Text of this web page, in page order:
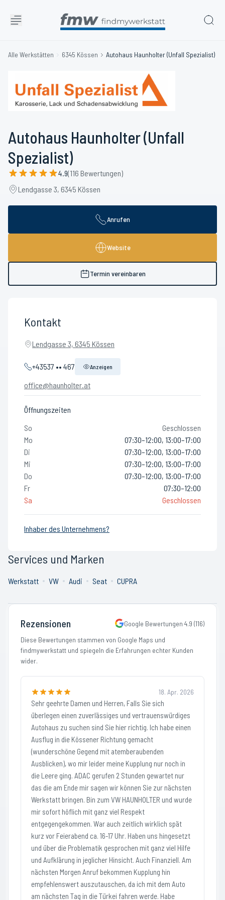
Alle Werkstätten 6345 Kössen Autohaus Haunholter (Unfall Spezialist)
Autohaus Haunholter (Unfall
Spezialist)
4.9(116 Bewertungen)
Lendgasse 3, 6345 Kössen
Anrufen
Website
Termin vereinbaren
Kontakt
Lendgasse 3, 6345 Kössen
+43537 •• 467 Anzeigen
office@haunholter.at
Öffnungszeiten
So
Geschlossen
Mo
07:30–12:00, 13:00–17:00
Di
07:30–12:00, 13:00–17:00
Mi
07:30–12:00, 13:00–17:00
Do
07:30–12:00, 13:00–17:00
Fr
07:30–12:00
Sa
Geschlossen
Inhaber des Unternehmens?
Services und Marken
Werkstatt VW Audi Seat CUPRA
Rezensionen Google Bewertungen 4.9 (116)
Diese Bewertungen stammen von Google Maps und
findmywerkstatt und spiegeln die Erfahrungen echter Kunden
wider.
18. Apr. 2026
Sehr geehrte Damen und Herren, Falls Sie sich
überlegen einen zuverlässiges und vertrauenswürdiges
Autohaus zu suchen sind Sie hier richtig. Ich habe einen
Ausflug in die Kössener Richtung gemacht
(wunderschöne Gegend mit atemberaubenden
Ausblicken), wo mir leider meine Kupplung nur noch in
die Leere ging. ADAC gerufen 2 Stunden gewartet nur
das die am Ende mir sagen wir können Sie zur nächsten
Werkstatt bringen. Bin zum VW HAUNHOLTER und wurde
mir sofort höflich mit ganz viel Respekt
entgegengekommen. War auch zeitlich wirklich spät
kurz vor Feierabend ca. 16-17 Uhr. Haben uns hingesetzt
und über die Problematik gesprochen mit ganz viel Hilfe
und Aufklärung in jeglicher Hinsicht. Auch Finanziell. Am
nächsten Morgen Anruf bekommen Kupplung hin
empfehlenswert auszutauschen, da ich mit dem Auto
am nächsten Tag in die Türkei fahren werde. Habe